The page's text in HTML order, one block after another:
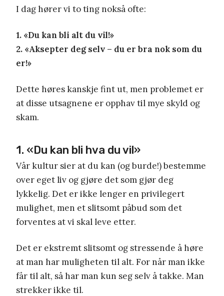
I dag hører vi to ting nokså ofte:
1. «Du kan bli alt du vil!»
2. «Aksepter deg selv – du er bra nok som du
er!»
Dette høres kanskje fint ut, men problemet er
at disse utsagnene er opphav til mye skyld og
skam.
1. «Du kan bli hva du vil»
Vår kultur sier at du kan (og burde!) bestemme
over eget liv og gjøre det som gjør deg
lykkelig. Det er ikke lenger en privilegert
mulighet, men et slitsomt påbud som det
forventes at vi skal leve etter.
Det er ekstremt slitsomt og stressende å høre
at man har muligheten til alt. For når man ikke
får til alt, så har man kun seg selv å takke. Man
strekker ikke til.